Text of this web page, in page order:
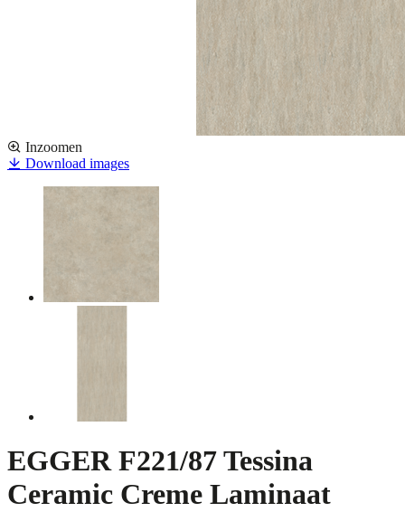
Inzoomen
Download images
EGGER F221/87 Tessina
Ceramic Creme Laminaat